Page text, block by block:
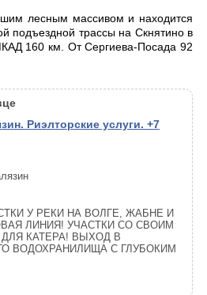
лесным массивом и находится
подъездной трассы на Скнятино в
160 км. От Сергиева-Посада 92
Риэлторские услуги. +7
У РЕКИ НА ВОЛГЕ, ЖАБНЕ И
ЛИНИЯ! УЧАСТКИ СО СВОИМ
КАТЕРА! ВЫХОД В
ВОДОХРАНИЛИЩА С ГЛУБОКИМ